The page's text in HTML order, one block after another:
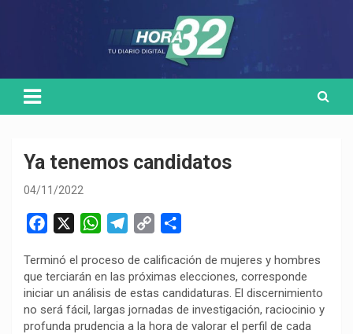
Ya tenemos candidatos
04/11/2022
c
e
b
o
W
a
t
s
A
l
e
g
r
p
y
L
i
m
p
a
r
Terminó el proceso de calificación de mujeres y hombres
que terciarán en las próximas elecciones, corresponde
iniciar un análisis de estas candidaturas. El discernimiento
no será fácil, largas jornadas de investigación, raciocinio y
profunda prudencia a la hora de valorar el perfil de cada